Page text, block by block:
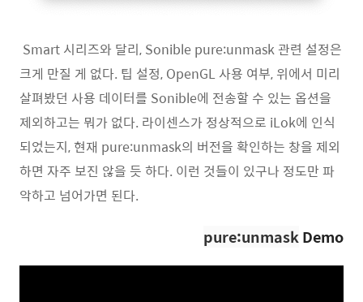
Smart 시리즈와 달리, Sonible pure:unmask 관련 설정은
크게 만질 게 없다. 팁 설정, OpenGL 사용 여부, 위에서 미리
살펴봤던 사용 데이터를 Sonible에 전송할 수 있는 옵션을
제외하고는 뭐가 없다. 라이센스가 정상적으로 iLok에 인식
되었는지, 현재 pure:unmask의 버전을 확인하는 창을 제외
하면 자주 보진 않을 듯 하다. 이런 것들이 있구나 정도만 파
악하고 넘어가면 된다.
pure:unmaskDemo